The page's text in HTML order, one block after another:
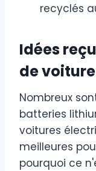
recyclés
Idées
de voiture
Nombreux
batteries
voitures
meilleures
pourquoi ce